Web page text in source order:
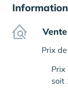
Vente
Prix
Prix
soit